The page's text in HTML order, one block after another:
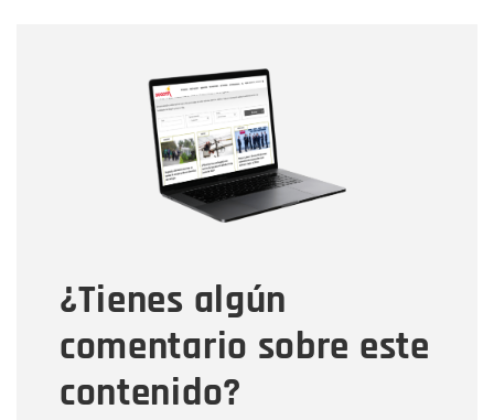
¿Tienes algún
comentario sobre este
contenido?
Correo electrónico
Tipo de comentario
Mensaje